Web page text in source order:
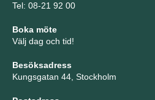
Tel: 08-21 92 00
Boka möte
Välj dag och tid!
Besöksadress
Kungsgatan 44, Stockholm